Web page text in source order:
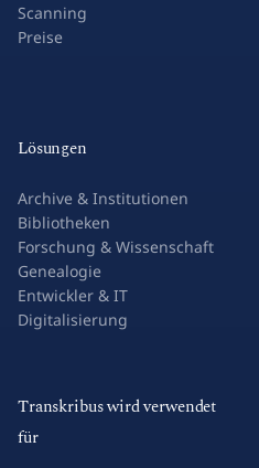
Scanning
Preise
Lösungen
Archive & Institutionen
Bibliotheken
Forschung & Wissenschaft
Genealogie
Entwickler & IT
Digitalisierung
Transkribus wird verwendet
für